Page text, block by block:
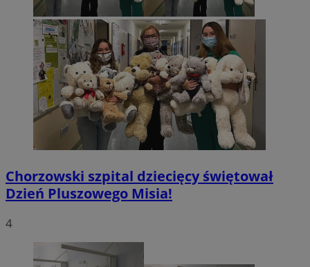
Chorzowski szpital dziecięcy świętował
Dzień Pluszowego Misia!
4